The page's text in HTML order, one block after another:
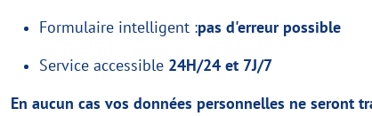
Formulaire intelligent :pas d'erreur possible
Service accessible 24H/24 et 7J/7
En aucun cas vos données personnelles ne seront